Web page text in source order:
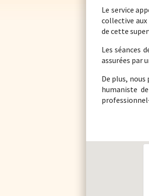
Le service
collective aux
de cette
Les séances
assurées par
De plus,
humaniste